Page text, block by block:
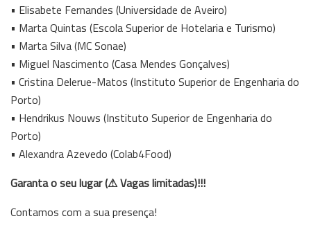
• Elisabete Fernandes (Universidade de Aveiro)
• Marta Quintas (Escola Superior de Hotelaria e Turismo)
• Marta Silva (MC Sonae)
• Miguel Nascimento (Casa Mendes Gonçalves)
• Cristina Delerue-Matos (Instituto Superior de Engenharia do
Porto)
• Hendrikus Nouws (Instituto Superior de Engenharia do
Porto)
• Alexandra Azevedo (Colab4Food)
Garanta o seu lugar (⚠ Vagas limitadas)!!!
Contamos com a sua presença!